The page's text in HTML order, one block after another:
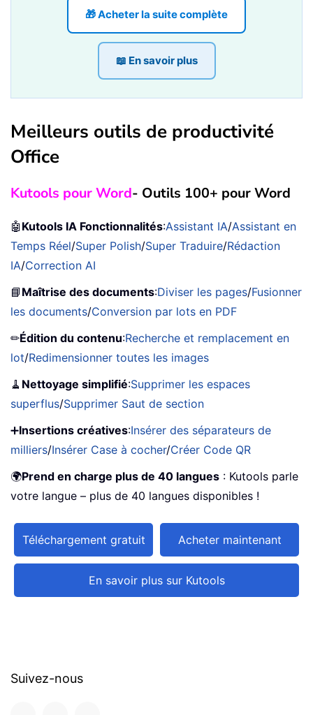
🎁 Acheter la suite complète
📖 En savoir plus
Meilleurs outils de productivité
Office
Kutools pour Word- Outils 100+ pour Word
🤖 Kutools IA Fonctionnalités:Assistant IA/Assistant en
Temps Réel/Super Polish/Super Traduire/Rédaction
IA/Correction AI
📘 Maîtrise des documents:Diviser les pages/Fusionner
les documents/Conversion par lots en PDF
✏Édition du contenu:Recherche et remplacement en
lot/Redimensionner toutes les images
🧹 Nettoyage simplifié:Supprimer les espaces
superflus/Supprimer Saut de section
➕Insertions créatives:Insérer des séparateurs de
milliers/Insérer Case à cocher/Créer Code QR
🌍Prend en charge plus de 40 langues : Kutools parle
votre langue – plus de 40 langues disponibles !
Téléchargement gratuit Acheter maintenant
En savoir plus sur Kutools
Suivez-nous